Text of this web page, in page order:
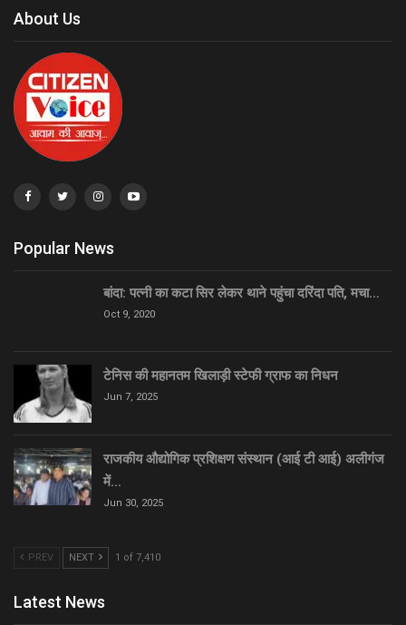
About Us
Popular News
बांदा: पत्नी का कटा सिर लेकर थाने पहुंचा दरिंदा पति, मचा…
Oct 9, 2020
टेनिस की महानतम खिलाड़ी स्टेफी ग्राफ का निधन
Jun 7, 2025
राजकीय औद्योगिक प्रशिक्षण संस्थान (आई टी आई) अलीगंज
में…
Jun 30, 2025
PREV NEXT 1 of 7,410
Latest News